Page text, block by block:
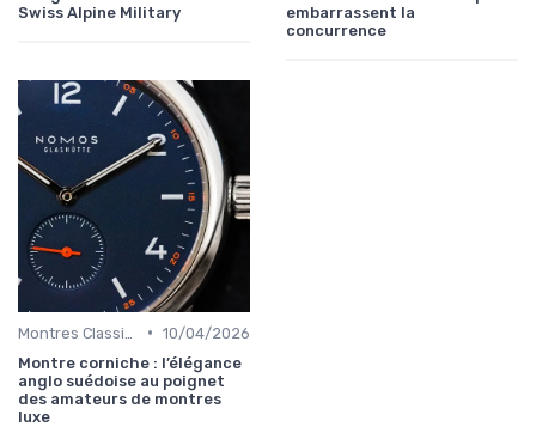
Swiss Alpine Military
embarrassent la
concurrence
• 10/04/2026
Montre corniche : l’élégance
anglo suédoise au poignet
des amateurs de montres
luxe